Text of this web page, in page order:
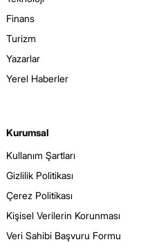
Finans
Turizm
Yazarlar
Yerel Haberler
Kurumsal
Kullanım Şartları
Gizlilik Politikası
Çerez Politikası
Kişisel Verilerin Korunması
Veri Sahibi Başvuru Formu